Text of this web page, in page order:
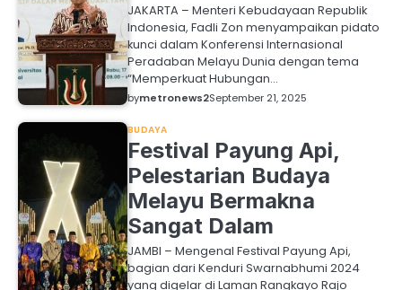
JAKARTA – Menteri Kebudayaan Republik
Indonesia, Fadli Zon menyampaikan pidato
kunci dalam Konferensi Internasional
Peradaban Melayu Dunia dengan tema
“Memperkuat Hubungan…
bymetronews2September 21, 2025
BUDAYA
Festival Payung Api,
Pelestarian Budaya
Melayu Bermakna
Sangat Dalam
JAMBI – Mengenal Festival Payung Api,
bagian dari Kenduri Swarnabhumi 2024
yang digelar di Laman Rangkayo Rajo